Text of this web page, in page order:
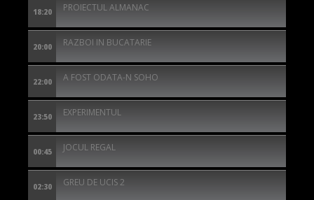
18:20 PROIECTUL ALMANAC
20:00 RAZBOI IN BUCATARIE
22:00 A FOST ODATA-N SOHO
23:50 EXPERIMENTUL
00:45 JOCUL REGAL
02:30 GREU DE UCIS 2